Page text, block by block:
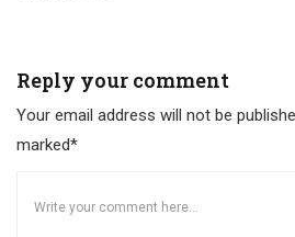
Reply your comment
Your email address will not be
marked*